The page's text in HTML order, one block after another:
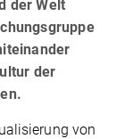
der Welt
der
von